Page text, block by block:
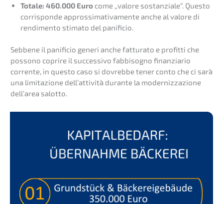
Totale: 460.000 Euro come „valore sostan­zia­le“. Questo
corrispon­de approssi­ma­tiv­a­men­te anche al valore di
rendi­men­to stima­to del panificio.
Sebbe­ne il panifi­cio generi anche fattu­ra­to e profit­ti che
posso­no copri­re il succes­si­vo fabbi­so­g­no finan­zia­rio
corren­te, in questo caso si dovreb­be tener conto che ci sarà
una limita­zio­ne dell’at­ti­vi­tà duran­te la moder­niz­za­zio­ne
dell’area salotto.